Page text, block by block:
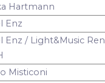
Hartmann
Enz
Enz / Light&Music
Misticoni